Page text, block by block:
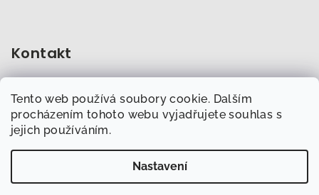
Tento web používá soubory cookie. Dalším
procházením tohoto webu vyjadřujete souhlas s
jejich používáním.
Nastavení
Kontakt
702 007 759